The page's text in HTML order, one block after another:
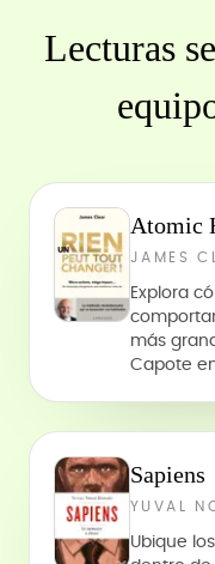
Lecturas
Atomic
JAMES
Explora
más
Capote
Sapiens
YUVAL
Ubique